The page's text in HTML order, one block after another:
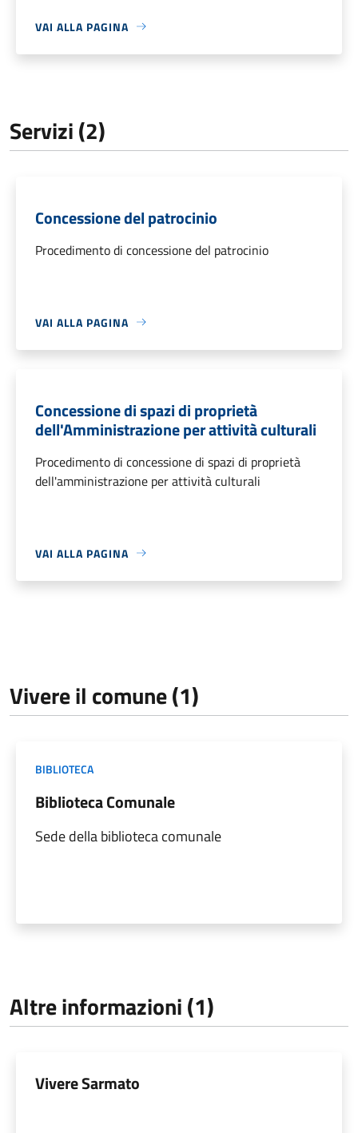
VAI ALLA PAGINA
Servizi (2)
Concessione del patrocinio
Procedimento di concessione del patrocinio
VAI ALLA PAGINA
Concessione di spazi di proprietà
dell'Amministrazione per attività culturali
Procedimento di concessione di spazi di proprietà
dell'amministrazione per attività culturali
VAI ALLA PAGINA
Vivere il comune (1)
BIBLIOTECA
Biblioteca Comunale
Sede della biblioteca comunale
Altre informazioni (1)
Vivere Sarmato